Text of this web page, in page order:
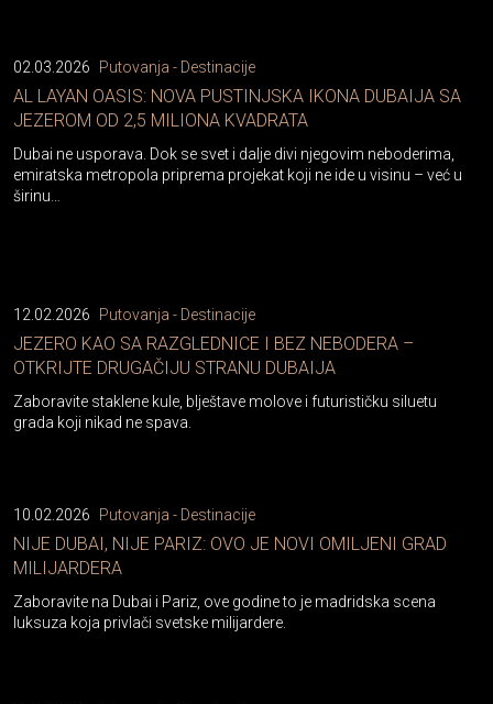
02.03.2026 Putovanja - Destinacije
AL LAYAN OASIS: NOVA PUSTINJSKA IKONA DUBAIJA SA
JEZEROM OD 2,5 MILIONA KVADRATA
Dubai ne usporava. Dok se svet i dalje divi njegovim neboderima,
emiratska metropola priprema projekat koji ne ide u visinu – već u
širinu…
12.02.2026 Putovanja - Destinacije
JEZERO KAO SA RAZGLEDNICE I BEZ NEBODERA –
OTKRIJTE DRUGAČIJU STRANU DUBAIJA
Zaboravite staklene kule, blještave molove i futurističku siluetu
grada koji nikad ne spava.
10.02.2026 Putovanja - Destinacije
NIJE DUBAI, NIJE PARIZ: OVO JE NOVI OMILJENI GRAD
MILIJARDERA
Zaboravite na Dubai i Pariz, ove godine to je madridska scena
luksuza koja privlači svetske milijardere.